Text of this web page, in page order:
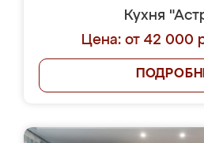
Кухня
Цена: от 42 000